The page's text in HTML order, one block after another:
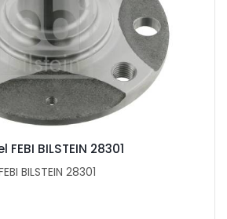
BILSTEIN 28301
BILSTEIN 28301